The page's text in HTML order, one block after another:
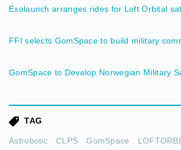
Exolaunch arranges rides for Loft Orbital
FFI selects GomSpace to build military
GomSpace to Develop Norwegian Military
TAG
Astrobotic CLPS GomSpace